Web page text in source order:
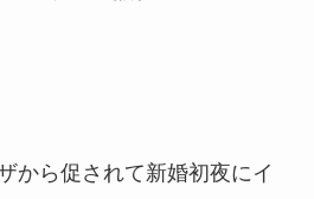
から促されて新婚初夜にイ